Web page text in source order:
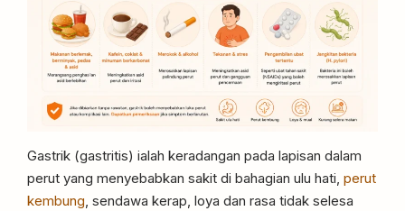
Gastrik (gastritis) ialah keradangan pada lapisan dalam
perut yang menyebabkan sakit di bahagian ulu hati, perut
kembung, sendawa kerap, loya dan rasa tidak selesa